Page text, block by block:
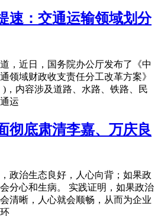
速：交通运输领域划分
，近日，国务院办公厅发布了《中
领域财政收支责任分工改革方案》
，内容涉及道路、水路、铁路、民
运
彻底肃清李嘉、万庆良
政治生态良好，人心向背；如果政
分心和生病。 实践证明，如果政治
清晰，人心就会顺畅，从而为企业